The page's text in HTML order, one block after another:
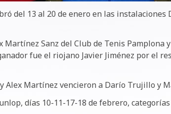
del 13 al 20 de enero en las instalaciones
Sanz del Club de Tenis Pamplona
fue el riojano Javier Jiménez por el
Alex Martínez vencieron a Darío Trujillo y
días 10-11-17-18 de febrero, categorías